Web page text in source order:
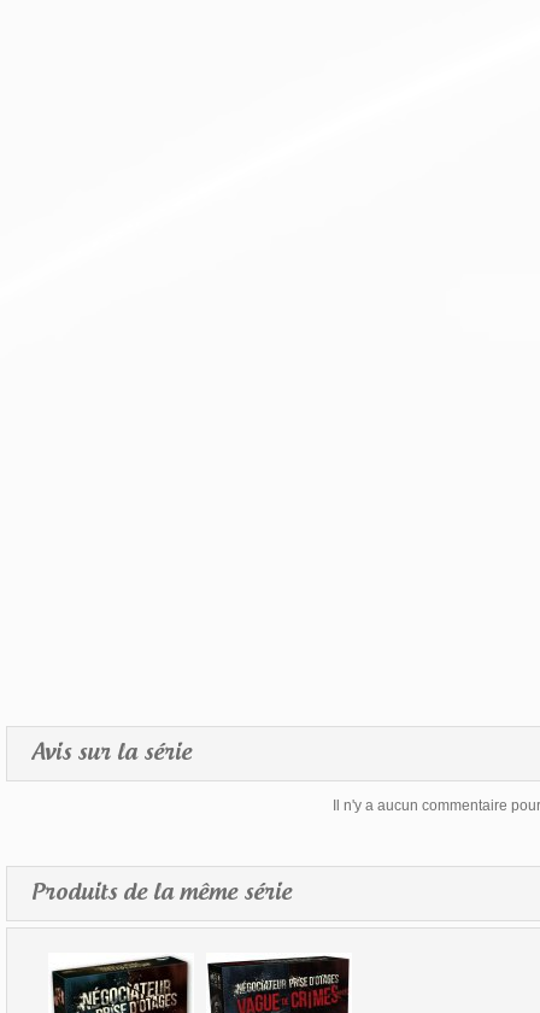
Avis sur la série
Il n'y a aucun commentaire
Produits de la même série